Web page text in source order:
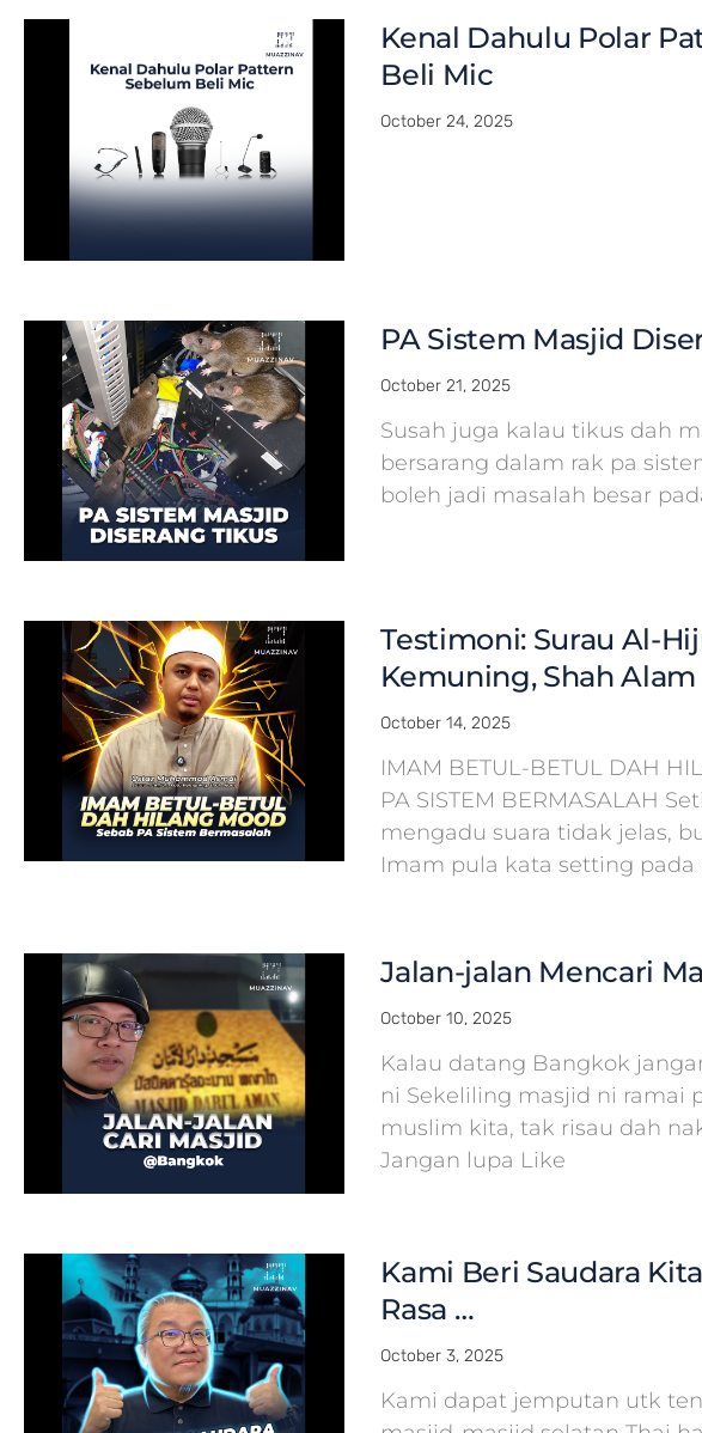
Kenal Dahulu Polar
Beli Mic
October 24, 2025
PA Sistem Masjid
October 21, 2025
Susah juga kalau tikus dah
bersarang dalam rak pa
boleh jadi masalah besar
Testimoni: Surau Al-
Kemuning, Shah Alam
October 14, 2025
IMAM BETUL-BETUL DAH
PA SISTEM BERMASALAH
mengadu suara tidak jelas,
Imam pula kata setting pada
Jalan-jalan Mencari
October 10, 2025
Kalau datang Bangkok
ni Sekeliling masjid ni ramai
muslim kita, tak risau dah
Jangan lupa Like
Kami Beri Saudara
Rasa …
October 3, 2025
Kami dapat jemputan utk